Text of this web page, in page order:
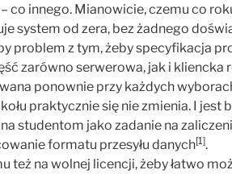
co innego. Mianowicie, czemu co
system od zera, bez żadnego
problem z tym, żeby specyfikacja
zarówno serwerowa, jak i kliencka
ponownie przy każdych
praktycznie się nie zmienia. I jest
studentom jako zadanie na
formatu przesyłu danych[1].
też na wolnej licencji, żeby łatwo